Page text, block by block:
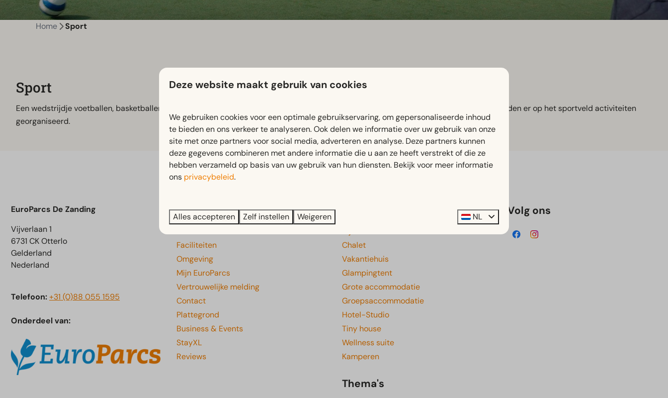
Home Sport
Sport
Een wedstrijdje voetballen, basketballen, handballen of hockeyen? Dat kan op ons multifunctionele sportveld. In de schoolvakanties worden er op het sportveld activiteiten
georganiseerd.
Veilig betalen
EuroParcs De Zanding
Vijverlaan 1
6731 CK Otterlo
Gelderland
Nederland
Telefoon:+31 (0)88 055 1595
Onderdeel van:
Navigatie
Faciliteiten
Omgeving
Mijn EuroParcs
Vertrouwelijke melding
Contact
Plattegrond
Business & Events
StayXL
Reviews
Chalet
Vakantiehuis
Glampingtent
Grote accommodatie
Groepsaccommodatie
Hotel-Studio
Tiny house
Wellness suite
Kamperen
Thema's
Volg ons
Deze website maakt gebruik van cookies
We gebruiken cookies voor een optimale gebruikservaring, om gepersonaliseerde inhoud
te bieden en ons verkeer te analyseren. Ook delen we informatie over uw gebruik van onze
site met onze partners voor social media, adverteren en analyse. Deze partners kunnen
deze gegevens combineren met andere informatie die u aan ze heeft verstrekt of die ze
hebben verzameld op basis van uw gebruik van hun diensten. Bekijk voor meer informatie
ons privacybeleid.
Alles accepteren Zelf instellen Weigeren NL